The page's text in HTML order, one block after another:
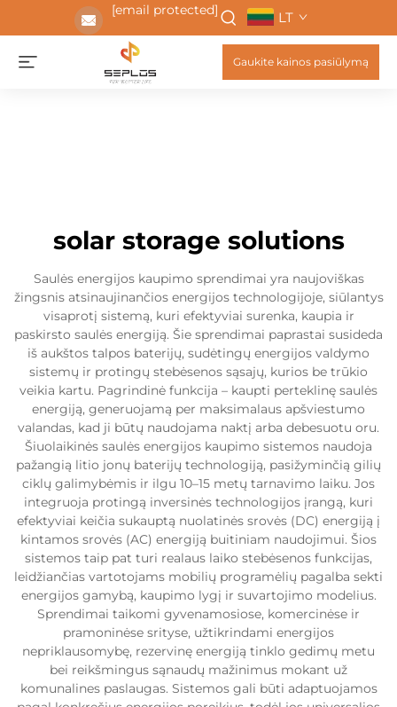
[email protected] LT
Gaukite kainos pasiūlymą
solar storage solutions
Saulės energijos kaupimo sprendimai yra naujoviškas
žingsnis atsinaujinančios energijos technologijoje, siūlantys
visaprotį sistemą, kuri efektyviai surenka, kaupia ir
paskirsto saulės energiją. Šie sprendimai paprastai susideda
iš aukštos talpos baterijų, sudėtingų energijos valdymo
sistemų ir protingų stebėsenos sąsajų, kurios be trūkio
veikia kartu. Pagrindinė funkcija – kaupti perteklinę saulės
energiją, generuojamą per maksimalaus apšviestumo
valandas, kad ji būtų naudojama naktį arba debesuotu oru.
Šiuolaikinės saulės energijos kaupimo sistemos naudoja
pažangią litio jonų baterijų technologiją, pasižyminčią gilių
ciklų galimybėmis ir ilgu 10–15 metų tarnavimo laiku. Jos
integruoja protingą inversinės technologijos įrangą, kuri
efektyviai keičia sukauptą nuolatinės srovės (DC) energiją į
kintamos srovės (AC) energiją buitiniam naudojimui. Šios
sistemos taip pat turi realaus laiko stebėsenos funkcijas,
leidžiančias vartotojams mobilių programėlių pagalba sekti
energijos gamybą, kaupimo lygį ir suvartojimo modelius.
Sprendimai taikomi gyvenamosiose, komercinėse ir
pramoninėse srityse, užtikrindami energijos
nepriklausomybę, rezervinę energiją tinklo gedimų metu
bei reikšmingus sąnaudų mažinimus mokant už
komunalines paslaugas. Sistemos gali būti adaptuojamos